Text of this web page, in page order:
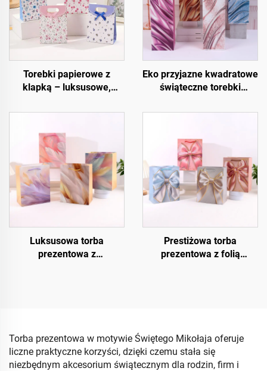
Torebki papierowe z
klapką – luksusowe,
pełni konfigurowalne
Eko przyjazne kwadratowe
świąteczne torebki
na wino i butelki z papieru
Luksusowa torba
prezentowa z
Prestiżowa torba
prezentowa z folią
Torba prezentowa w motywie Świętego Mikołaja oferuje
liczne praktyczne korzyści, dzięki czemu stała się
niezbędnym akcesorium świątecznym dla rodzin, firm i